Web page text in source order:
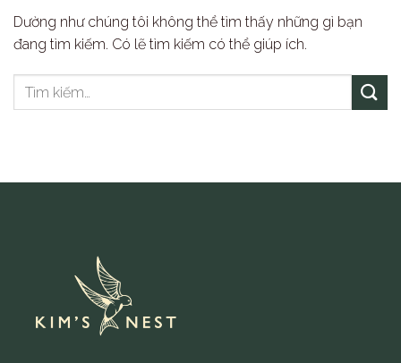
Dường như chúng tôi không thể tìm thấy những gì bạn
đang tìm kiếm. Có lẽ tìm kiếm có thể giúp ích.